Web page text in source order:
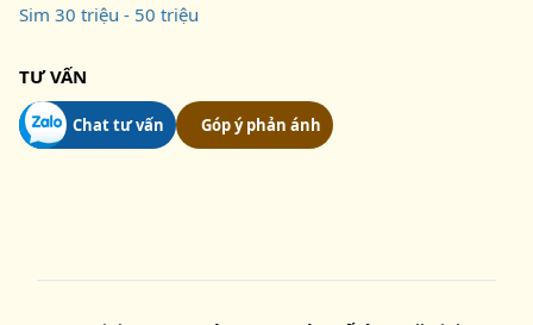
Sim 30 triệu - 50 triệu
TƯ VẤN
Chat tư vấn Góp ý phản ánh